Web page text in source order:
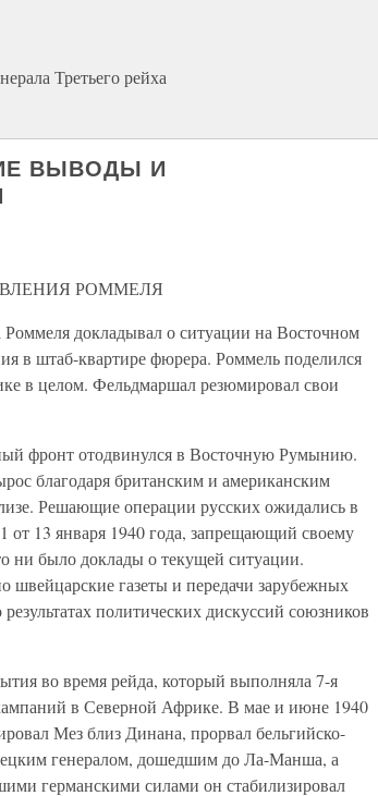
Третьего рейха
ВЫВОДЫ И
РОММЕЛЯ
докладывал о ситуации на Восточном
в штаб-квартире фюрера. Роммель поделился
в целом. Фельдмаршал резюмировал свои
фронт отодвинулся в Восточную Румынию.
благодаря британским и американским
Решающие операции русских ожидались в
от 13 января 1940 года, запрещающий своему
ни было доклады о текущей ситуации.
швейцарские газеты и передачи зарубежных
политических дискуссий союзников
во время рейда, который выполняла 7-я
в Северной Африке. В мае и июне 1940
Мез близ Динана, прорвал бельгийско-
генералом, дошедшим до Ла-Манша, а
германскими силами он стабилизировал